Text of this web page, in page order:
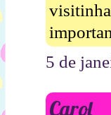
5 de
Carol